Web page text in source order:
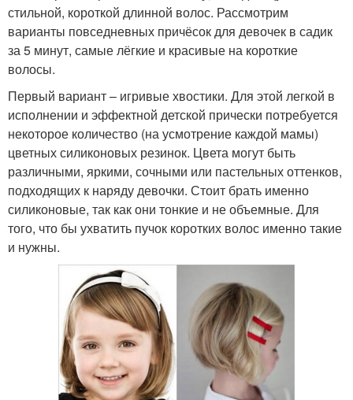
стильной, короткой длинной волос. Рассмотрим
варианты повседневных причёсок для девочек в садик
за 5 минут, самые лёгкие и красивые на короткие
волосы.
Первый вариант – игривые хвостики. Для этой легкой в
исполнении и эффектной детской прически потребуется
некоторое количество (на усмотрение каждой мамы)
цветных силиконовых резинок. Цвета могут быть
различными, яркими, сочными или пастельных оттенков,
подходящих к наряду девочки. Стоит брать именно
силиконовые, так как они тонкие и не объемные. Для
того, что бы ухватить пучок коротких волос именно такие
и нужны.